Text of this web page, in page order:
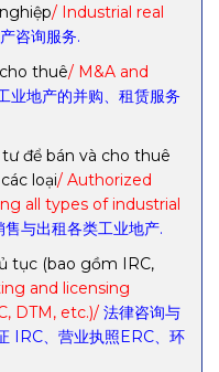
/ Industrial real
咨询服务.
thuê/ M&A and
业地产的并购、租赁服务
để bán và cho thuê
loại/ Authorized
all types of industrial
与出租各类工业地产.
tục (bao gồm IRC,
and licensing
DTM, etc.)/ 法律咨询与
IRC、营业执照ERC、环